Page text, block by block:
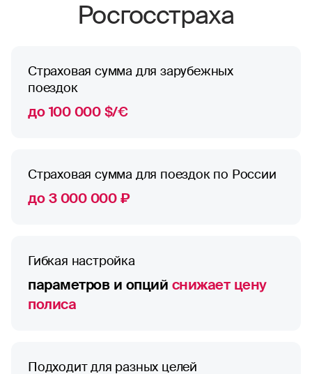
Росгосстраха
Страховая сумма для зарубежных
поездок
до 100 000 $/€
Страховая сумма для поездок по России
до 3 000 000 ₽
Гибкая настройка
параметров и опций снижает цену
полиса
Подходит для разных целей